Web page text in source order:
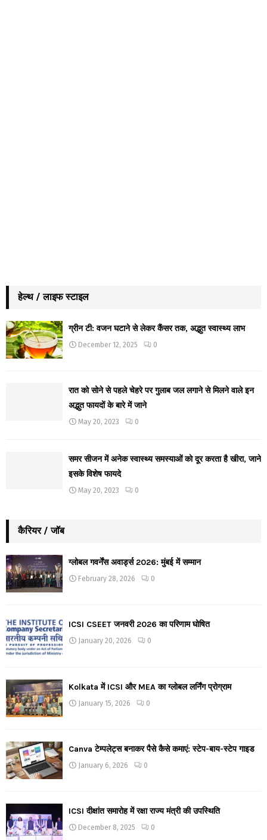
हेल्थ / लाइफ स्टाइल
ग्रीन टी: वजन घटाने से लेकर कैंसर तक, अद्भुत स्वास्थ्य लाभ
December 12, 2025 0
रात को सोने से पहले चेहरे पर गुलाब जल लगाने से मिलने वाले इन
अद्भुत फायदों के बारे में जाने
May 20, 2023 0
समर सीजन में अनेक स्वास्थ्य समस्याओं को दूर करता है खीरा, जाने
इसके विशेष फायदे
May 20, 2023 0
कैरियर / जॉब
ग्लोबल गवर्नेंस अवार्ड्स 2026: मुंबई में सम्मान
February 28, 2026 0
ICSI CSEET जनवरी 2026 का परिणाम घोषित
January 20, 2026 0
Kolkata में ICSI और MEA का ग्लोबल लर्निंग प्रोग्राम
January 15, 2026 0
Canva टेम्पलेट्स बनाकर पैसे कैसे कमाएं: स्टेप-बाय-स्टेप गाइड
January 6, 2026 0
ICSI दीक्षांत समारोह में रक्षा राज्य मंत्री की उपस्थिति
December 8, 2025 0